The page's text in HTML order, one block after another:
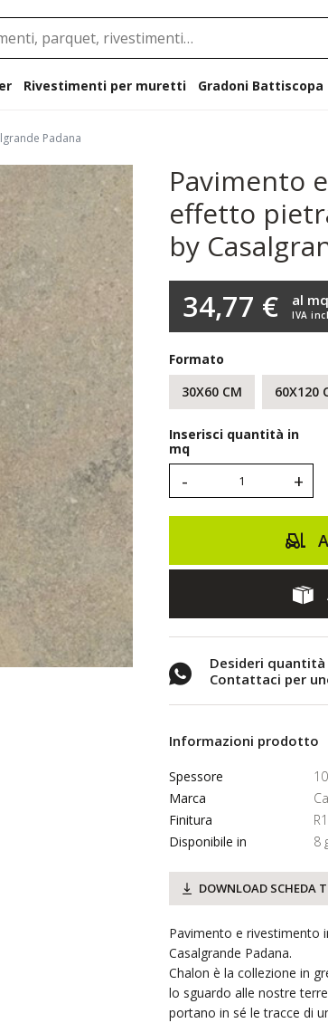
Rivestimenti per muretti
Padana
Pavimento
effetto
by
34,77 € IVA
al mq
Formato
30X60 CM
60X120
Inserisci quantità in
mq
- +
Desideri quantità
Contattaci per
Informazioni prodotto
Spessore
Marca
Finitura
Disponibile in
8
DOWNLOAD SCHEDA
Pavimento e rivestimento
Casalgrande Padana.
Chalon è la collezione in
lo sguardo alle nostre
portano in sé le tracce di